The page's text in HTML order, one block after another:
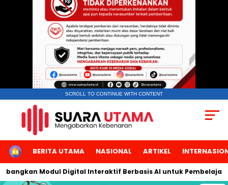
SCROLL TO CONTINUE WITH CONTENT
HOMEBERITA UTAMA NASIONAL ARTIKEL
Modul Digital Interaktif Berbasis AI untuk Pembelajaran